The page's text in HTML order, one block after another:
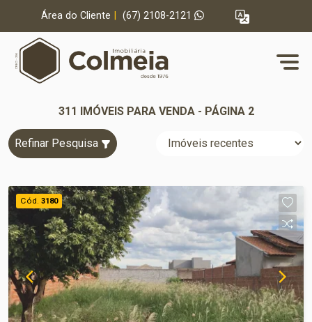
Área do Cliente (67) 2108-2121
311 IMÓVEIS PARA VENDA - PÁGINA 2
Refinar Pesquisa
Cód. 3180